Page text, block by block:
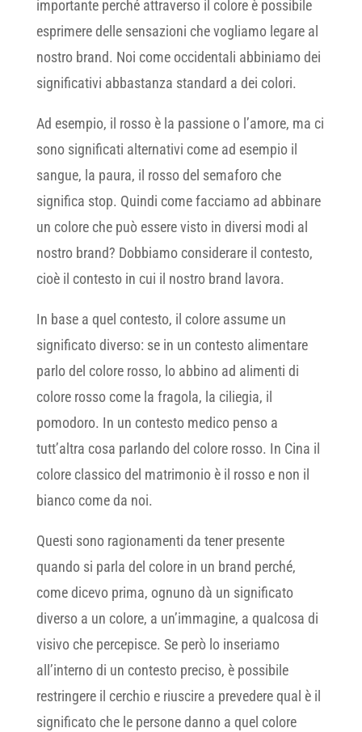
importante perché attraverso il colore è possibile
esprimere delle sensazioni che vogliamo legare al
nostro brand. Noi come occidentali abbiniamo dei
significativi abbastanza standard a dei colori.
Ad esempio, il rosso è la passione o l’amore, ma ci
sono significati alternativi come ad esempio il
sangue, la paura, il rosso del semaforo che
significa stop. Quindi come facciamo ad abbinare
un colore che può essere visto in diversi modi al
nostro brand? Dobbiamo considerare il contesto,
cioè il contesto in cui il nostro brand lavora.
In base a quel contesto, il colore assume un
significato diverso: se in un contesto alimentare
parlo del colore rosso, lo abbino ad alimenti di
colore rosso come la fragola, la ciliegia, il
pomodoro. In un contesto medico penso a
tutt’altra cosa parlando del colore rosso. In Cina il
colore classico del matrimonio è il rosso e non il
bianco come da noi.
Questi sono ragionamenti da tener presente
quando si parla del colore in un brand perché,
come dicevo prima, ognuno dà un significato
diverso a un colore, a un’immagine, a qualcosa di
visivo che percepisce. Se però lo inseriamo
all’interno di un contesto preciso, è possibile
restringere il cerchio e riuscire a prevedere qual è il
significato che le persone danno a quel colore